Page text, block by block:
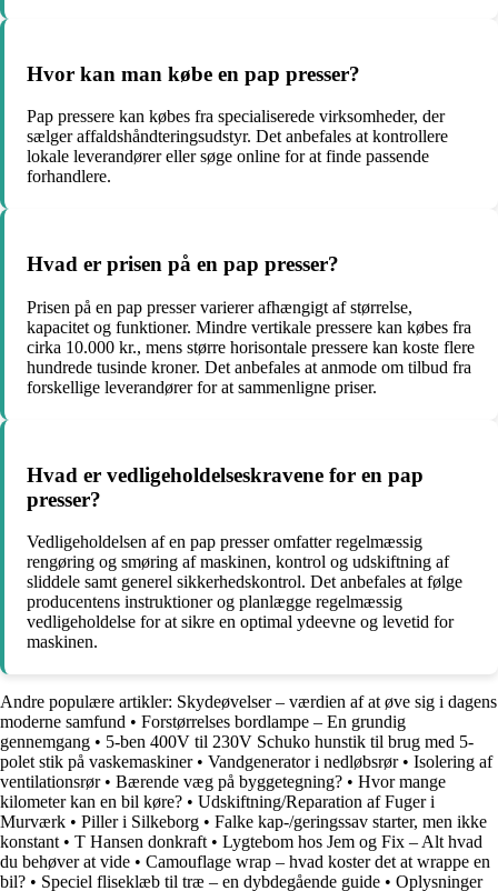
Hvor kan man købe en pap presser?
Pap pressere kan købes fra specialiserede virksomheder, der
sælger affaldshåndteringsudstyr. Det anbefales at kontrollere
lokale leverandører eller søge online for at finde passende
forhandlere.
Hvad er prisen på en pap presser?
Prisen på en pap presser varierer afhængigt af størrelse,
kapacitet og funktioner. Mindre vertikale pressere kan købes fra
cirka 10.000 kr., mens større horisontale pressere kan koste flere
hundrede tusinde kroner. Det anbefales at anmode om tilbud fra
forskellige leverandører for at sammenligne priser.
Hvad er vedligeholdelseskravene for en pap
presser?
Vedligeholdelsen af en pap presser omfatter regelmæssig
rengøring og smøring af maskinen, kontrol og udskiftning af
sliddele samt generel sikkerhedskontrol. Det anbefales at følge
producentens instruktioner og planlægge regelmæssig
vedligeholdelse for at sikre en optimal ydeevne og levetid for
maskinen.
Andre populære artikler: Skydeøvelser – værdien af at øve sig i dagens
moderne samfund • Forstørrelses bordlampe – En grundig
gennemgang • 5-ben 400V til 230V Schuko hunstik til brug med 5-
polet stik på vaskemaskiner• Vandgenerator i nedløbsrør• Isolering af
ventilationsrør• Bærende væg på byggetegning? • Hvor mange
kilometer kan en bil køre? • Udskiftning/Reparation af Fuger i
Murværk • Piller i Silkeborg • Falke kap-/geringssav starter, men ikke
konstant • T Hansen donkraft • Lygtebom hos Jem og Fix – Alt hvad
du behøver at vide • Camouflage wrap – hvad koster det at wrappe en
bil? • Speciel fliseklæb til træ – en dybdegående guide • Oplysninger